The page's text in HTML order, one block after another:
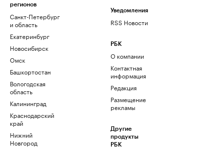
регионов
Санкт-Петербург
и область
Екатеринбург
Новосибирск
Омск
Башкортостан
Вологодская
область
Калининград
Краснодарский
край
Нижний
Новгород
Уведомления
RSS Новости
РБК
О компании
Контактная
информация
Редакция
Размещение
рекламы
Другие
продукты
РБК